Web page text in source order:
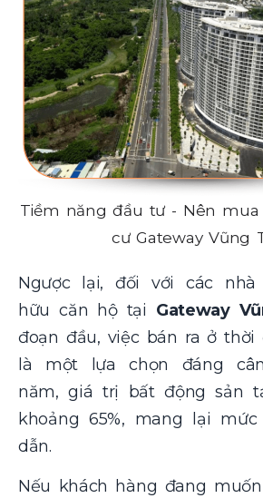
Tiềm năng đầu tư - Nên
cư Gateway Vũng
Ngược lại, đối với các
hữu căn hộ tại Gateway
đoạn đầu, việc bán ra ở thời
là một lựa chọn đáng
năm, giá trị bất động sản
khoảng 65%, mang lại
dẫn.
Nếu khách hàng đang